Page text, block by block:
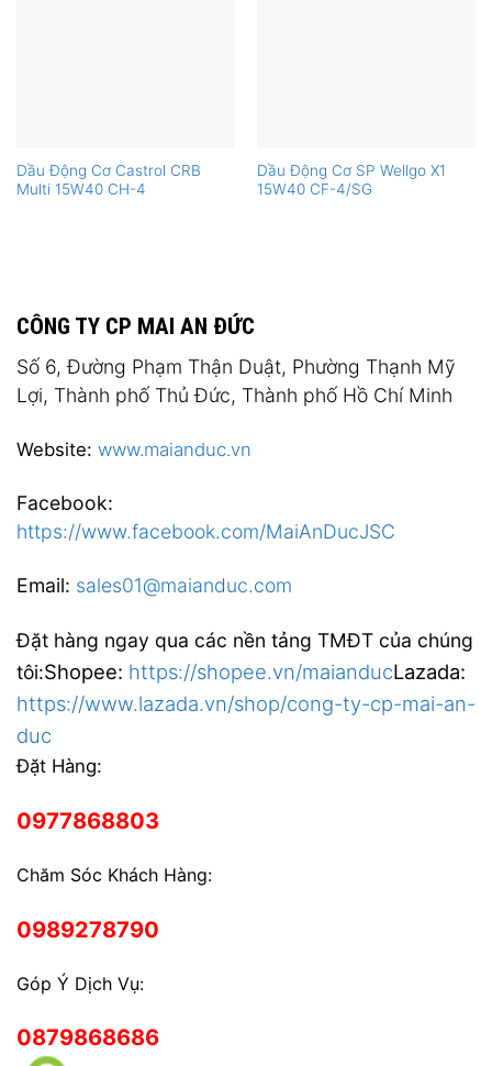
Dầu Động Cơ Castrol CRB
Multi 15W40 CH-4
Dầu Động Cơ SP Wellgo X1
15W40 CF-4/SG
CÔNG TY CP MAI AN ĐỨC
Số 6, Đường Phạm Thận Duật, Phường Thạnh Mỹ
Lợi, Thành phố Thủ Đức, Thành phố Hồ Chí Minh
Website: www.maianduc.vn
Facebook:
https://www.facebook.com/MaiAnDucJSC
Email: sales01@maianduc.com
Đặt hàng ngay qua các nền tảng TMĐT của chúng
tôi:Shopee: https://shopee.vn/maianducLazada:
https://www.lazada.vn/shop/cong-ty-cp-mai-an-
duc
Đặt Hàng:
0977868803
Chăm Sóc Khách Hàng:
0989278790
Góp Ý Dịch Vụ:
0879868686